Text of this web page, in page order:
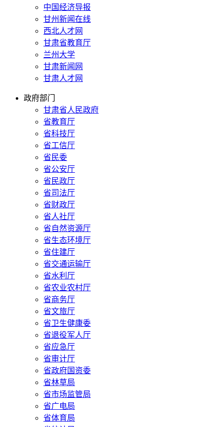
中国经济导报
甘州新闻在线
西北人才网
甘肃省教育厅
兰州大学
甘肃新闻网
甘肃人才网
政府部门
甘肃省人民政府
省教育厅
省科技厅
省工信厅
省民委
省公安厅
省民政厅
省司法厅
省财政厅
省人社厅
省自然资源厅
省生态环境厅
省住建厅
省交通运输厅
省水利厅
省农业农村厅
省商务厅
省文旅厅
省卫生健康委
省退役军人厅
省应急厅
省审计厅
省政府国资委
省林草局
省市场监管局
省广电局
省体育局